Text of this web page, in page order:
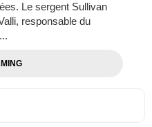
Le sergent Sullivan
responsable du